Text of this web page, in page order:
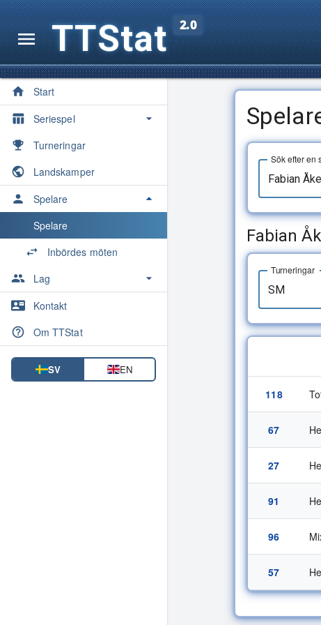
TTStat 2.0
Start
Seriespel
Översikt
Säsonger
Spelarkvoter
Medaljörer
Maratontabell
Statistik
Turneringar
Landskamper
Spelare
Spelare
Inbördes möten
Lag
Lag
Inbördes möten
Kontakt
Om TTStat
SV EN
Sök efter en
Fabian
Turneringar
118
67
27
91
96
57